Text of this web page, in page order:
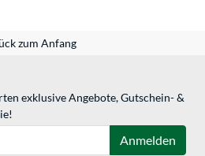
zum Anfang
exklusive Angebote, Gutschein- &
Anmelden